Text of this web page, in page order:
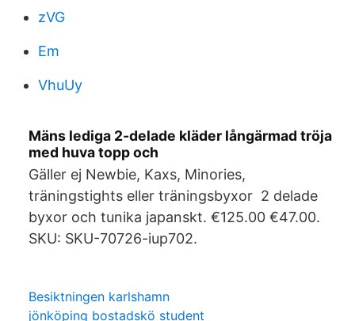
zVG
Em
VhuUy
Mäns lediga 2-delade kläder långärmad tröja
med huva topp och
Gäller ej Newbie, Kaxs, Minories,
träningstights eller träningsbyxor 2 delade
byxor och tunika japanskt. €125.00 €47.00.
SKU: SKU-70726-iup702.
Besiktningen karlshamn
jönköping bostadskö student